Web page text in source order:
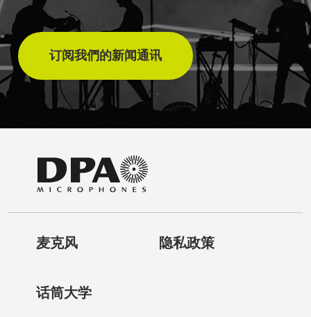
订阅我們的新闻通讯
麦克风 隐私政策
话筒大学